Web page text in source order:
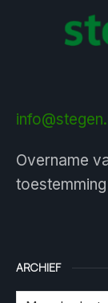
Overname
ARCHIEF